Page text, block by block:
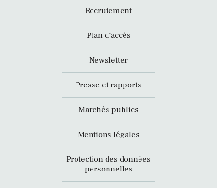
Recrutement
Plan d’accès
Newsletter
Presse et rapports
Marchés publics
Mentions légales
Protection des données
personnelles